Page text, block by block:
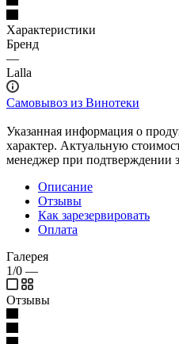
Характеристики
Бренд
—
Lalla
Самовывоз из Винотеки
Указанная информация о
характер. Актуальную
менеджер при подтверждении
Описание
Отзывы
Как зарезервировать
Оплата
Галерея
1/0 —
Отзывы